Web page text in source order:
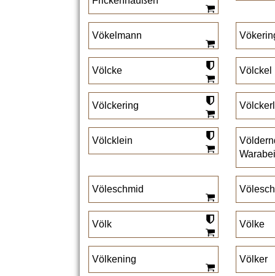
Vökelmann
Völcke Völckel
Völckering
Völcklein
Völeschmid
Völk Völke
Völkening Völker